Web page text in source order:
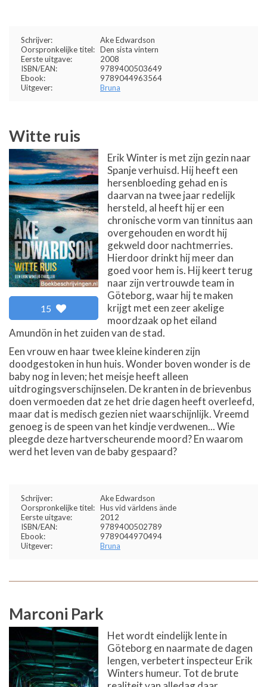
Schrijver:
Ake Edwardson
Oorspronkelijke titel: Den sista vintern
Eerste uitgave:
2008
ISBN/EAN:
9789400503649
Ebook:
9789044963564
Uitgever:
Bruna
Witte ruis
15
Erik Winter is met zijn gezin naar
Spanje verhuisd. Hij heeft een
hersenbloeding gehad en is
daarvan na twee jaar redelijk
hersteld, al heeft hij er een
chronische vorm van tinnitus aan
overgehouden en wordt hij
gekweld door nachtmerries.
Hierdoor drinkt hij meer dan
goed voor hem is. Hij keert terug
naar zijn vertrouwde team in
Göteborg, waar hij te maken
krijgt met een zeer akelige
moordzaak op het eiland
Amundön in het zuiden van de stad.
Een vrouw en haar twee kleine kinderen zijn
doodgestoken in hun huis. Wonder boven wonder is de
baby nog in leven; het meisje heeft alleen
uitdrogingsverschijnselen. De kranten in de brievenbus
doen vermoeden dat ze het drie dagen heeft overleefd,
maar dat is medisch gezien niet waarschijnlijk. Vreemd
genoeg is de speen van het kindje verdwenen... Wie
pleegde deze hartverscheurende moord? En waarom
werd het leven van de baby gespaard?
Schrijver:
Ake Edwardson
Oorspronkelijke titel: Hus vid världens ände
Eerste uitgave:
2012
ISBN/EAN:
9789400502789
Ebook:
9789044970494
Uitgever:
Bruna
Marconi Park
Het wordt eindelijk lente in
Göteborg en naarmate de dagen
lengen, verbetert inspecteur Erik
Winters humeur. Tot de brute